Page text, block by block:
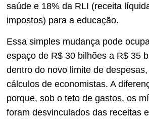
saúde e 18% da RLI (receita
impostos) para a educação.
Essa simples mudança pode
espaço de R$ 30 bilhões a R$ 35
dentro do novo limite de
cálculos de economistas. A
porque, sob o teto de gastos, os
foram desvinculados das receitas e